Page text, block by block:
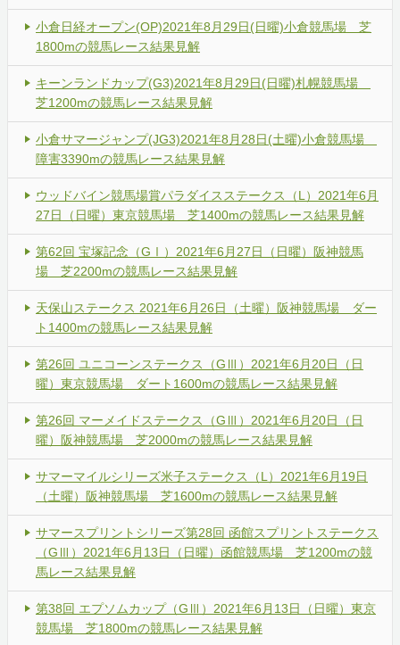
小倉日経オープン(OP)2021年8月29日(日曜)小倉競馬場 芝
1800mの競馬レース結果見解
キーンランドカップ(G3)2021年8月29日(日曜)札幌競馬場
芝1200mの競馬レース結果見解
小倉サマージャンプ(JG3)2021年8月28日(土曜)小倉競馬場
障害3390mの競馬レース結果見解
ウッドバイン競馬場賞パラダイスステークス（L）2021年6月
27日（日曜）東京競馬場 芝1400mの競馬レース結果見解
第62回 宝塚記念（GⅠ）2021年6月27日（日曜）阪神競馬
場 芝2200mの競馬レース結果見解
天保山ステークス 2021年6月26日（土曜）阪神競馬場 ダー
ト1400mの競馬レース結果見解
第26回 ユニコーンステークス（GⅢ）2021年6月20日（日
曜）東京競馬場 ダート1600mの競馬レース結果見解
第26回 マーメイドステークス（GⅢ）2021年6月20日（日
曜）阪神競馬場 芝2000mの競馬レース結果見解
サマーマイルシリーズ米子ステークス（L）2021年6月19日
（土曜）阪神競馬場 芝1600mの競馬レース結果見解
サマースプリントシリーズ第28回 函館スプリントステークス
（GⅢ）2021年6月13日（日曜）函館競馬場 芝1200mの競
馬レース結果見解
第38回 エプソムカップ（GⅢ）2021年6月13日（日曜）東京
競馬場 芝1800mの競馬レース結果見解